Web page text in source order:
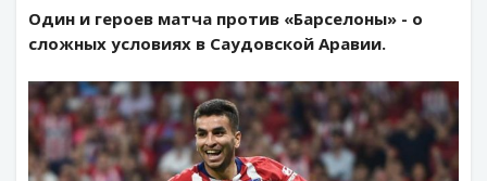
Один и героев матча против «Барселоны» - о
сложных условиях в Саудовской Аравии.